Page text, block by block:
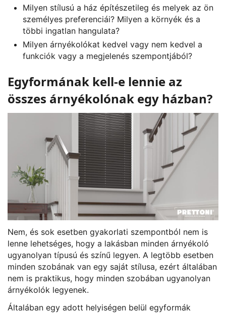
Milyen stílusú a ház építészetileg és melyek az ön
személyes preferenciái? Milyen a környék és a
többi ingatlan hangulata?
Milyen árnyékolókat kedvel vagy nem kedvel a
funkciók vagy a megjelenés szempontjából?
Egyformának kell-e lennie az
összes árnyékolónak egy házban?
Nem, és sok esetben gyakorlati szempontból nem is
lenne lehetséges, hogy a lakásban minden árnyékoló
ugyanolyan típusú és színű legyen. A legtöbb esetben
minden szobának van egy saját stílusa, ezért általában
nem is praktikus, hogy minden szobában ugyanolyan
árnyékolók legyenek.
Általában egy adott helyiségen belül egyformák